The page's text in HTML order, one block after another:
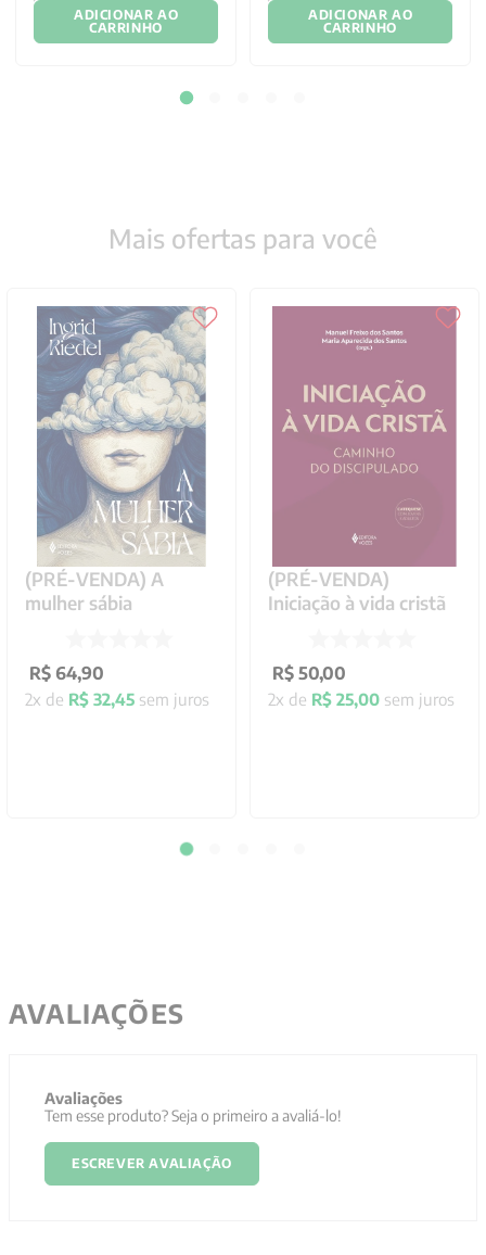
ADICIONAR AO
CARRINHO
ADICIONAR AO
CARRINHO
Mais ofertas para você
(PRÉ-VENDA) A
mulher sábia
R$ 64,90
2x de R$ 32,45 sem juros
(PRÉ-VENDA)
Iniciação à vida cristã
R$ 50,00
2x de R$ 25,00 sem juros
AVALIAÇÕES
Avaliações
Tem esse produto? Seja o primeiro a avaliá-lo!
ESCREVER AVALIAÇÃO